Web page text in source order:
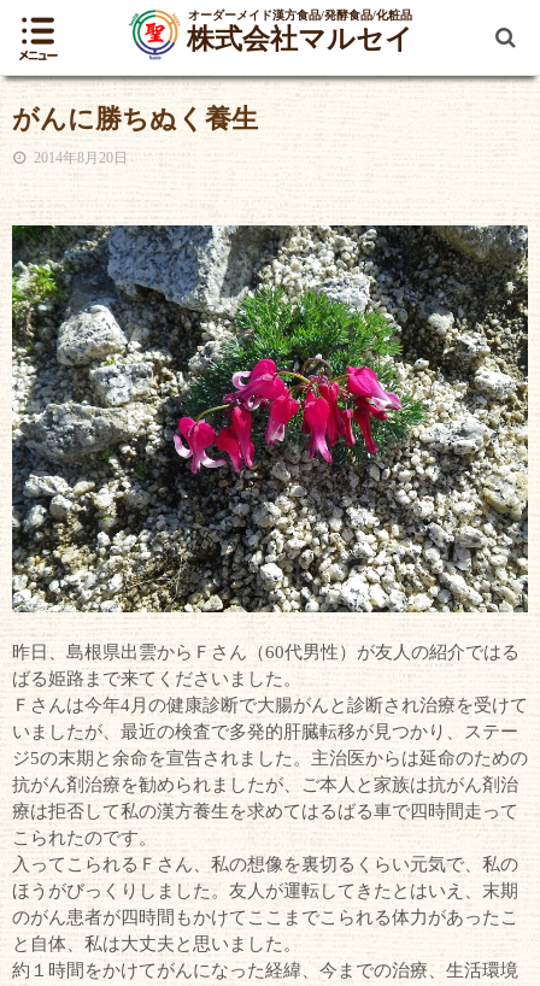
オーダーメイド漢方食品/発酵食品/化粧品
株式会社マルセイ
がんに勝ちぬく養生
2014年8月20日
昨日、島根県出雲からＦさん（60代男性）が友人の紹介ではる
ばる姫路まで来てくださいました。
Ｆさんは今年4月の健康診断で大腸がんと診断され治療を受けて
いましたが、最近の検査で多発的肝臓転移が見つかり、ステー
ジ5の末期と余命を宣告されました。主治医からは延命のための
抗がん剤治療を勧められましたが、ご本人と家族は抗がん剤治
療は拒否して私の漢方養生を求めてはるばる車で四時間走って
こられたのです。
入ってこられるＦさん、私の想像を裏切るくらい元気で、私の
ほうがびっくりしました。友人が運転してきたとはいえ、末期
のがん患者が四時間もかけてここまでこられる体力があったこ
と自体、私は大丈夫と思いました。
約１時間をかけてがんになった経緯、今までの治療、生活環境